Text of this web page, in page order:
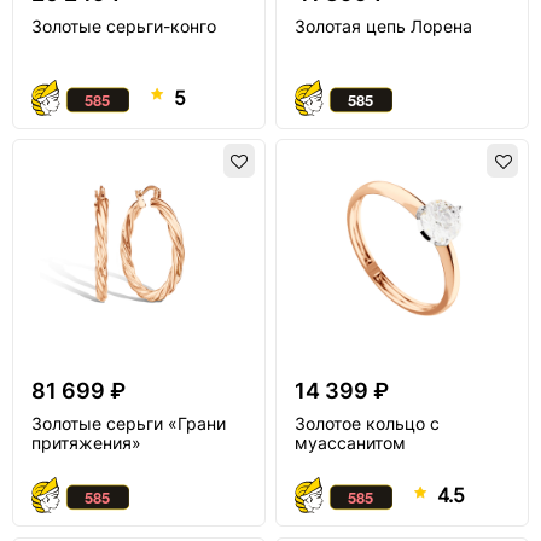
Золотые серьги-конго
5
Золотая цепь Лорена
81 699 ₽
Золотые серьги «Грани
притяжения»
14 399 ₽
Золотое кольцо с
муассанитом
4.5